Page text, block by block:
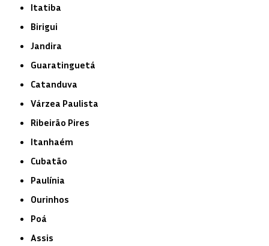
Itatiba
Birigui
Jandira
Guaratinguetá
Catanduva
Várzea Paulista
Ribeirão Pires
Itanhaém
Cubatão
Paulínia
Ourinhos
Poá
Assis